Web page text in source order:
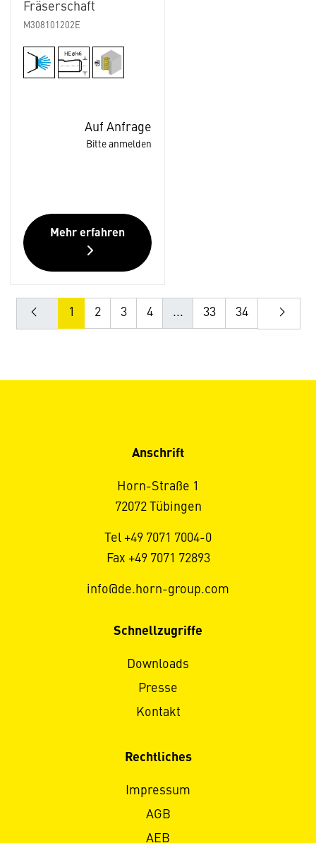
Fräserschaft
M308101202E
Auf Anfrage
Bitte anmelden
Mehr erfahren
1 2 3 4 ... 33 34
Anschrift
Horn-Straße 1
72072 Tübingen
Tel +49 7071 7004-0
Fax +49 7071 72893
info@de.horn-group.com
Schnellzugriffe
Downloads
Presse
Kontakt
Rechtliches
Impressum
AGB
AEB